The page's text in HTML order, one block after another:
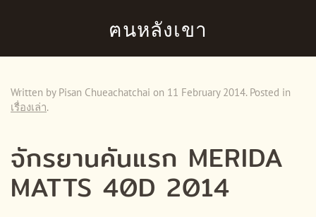
Skip to main contentฅนหลังเขา
Written by Pisan Chueachatchai on 11 February 2014. Posted in
เรื่องเล่า.
จักรยานคันแรก MERIDA
MATTS 40D 2014